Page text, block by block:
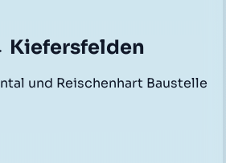
Kiefersfelden
und Reischenhart Baustelle